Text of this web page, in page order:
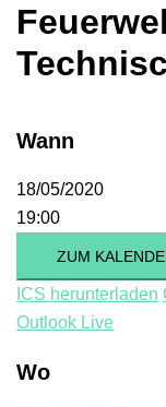
Wann
18/05/2020
19:00
ZUM
ICS herunterladen
Outlook Live
Wo